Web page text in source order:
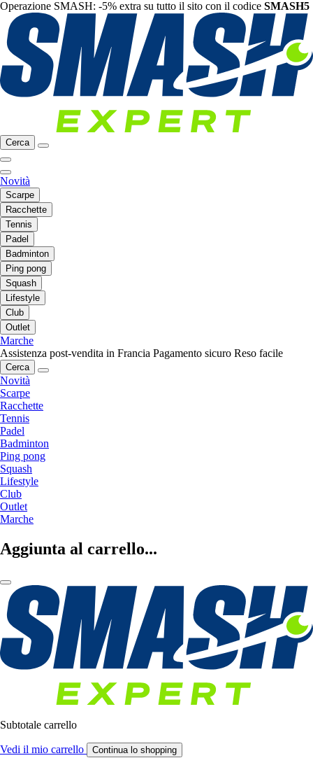
Operazione SMASH: -5% extra su tutto il sito con il codice SMASH5
Cerca
Novità
Scarpe
Racchette
Tennis
Padel
Badminton
Ping pong
Squash
Lifestyle
Club
Outlet
Marche
Assistenza post-vendita in Francia Pagamento sicuro Reso facile
Cerca
Novità
Scarpe
Racchette
Tennis
Padel
Badminton
Ping pong
Squash
Lifestyle
Club
Outlet
Marche
Aggiunta al carrello...
Subtotale carrello
Vedi il mio carrello Continua lo shopping